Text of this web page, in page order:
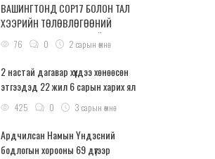
ВАШИНГТОНД COP17 БОЛОН ТАЛ
ХЭЭРИЙН ТӨЛӨВЛӨГӨӨНИЙ
ТАЛААР ӨНДӨР ТҮВШНИЙ
ХЭЛЭЛЦҮҮЛЭГ БОЛЛОО
76 0 2 сарын өмнө
2 настай дагавар хүүхдээ хөнөөсөн
этгээдэд 22 жил 6 сарын харих ял
оноолоо
425 0 3 сарын өмнө
Ардчилсан Намын Үндэсний
бодлогын хорооны 69 дүгээр